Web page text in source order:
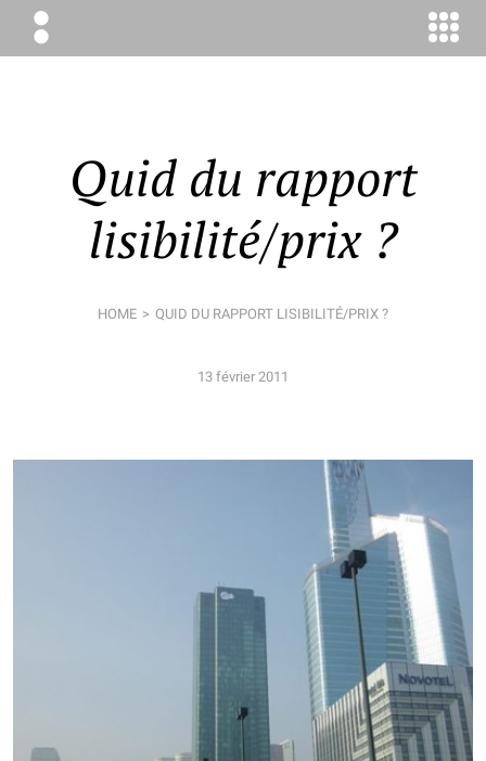
ÉLODIE
BOYER
Quid du rapport
lisibilité/prix ?
HOME QUID DU RAPPORT LISIBILITÉ/PRIX ?
13 février 2011